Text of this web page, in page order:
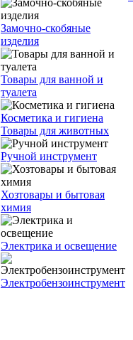
Замочно-скобяные
изделия
Товары для ванной и
туалета
Косметика и гигиена
Товары для животных
Ручной инструмент
Хозтовары и бытовая
химия
Электрика и освещение
Электробензоинструмент